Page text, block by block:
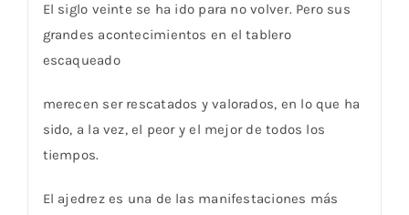
El siglo veinte se ha ido para no volver. Pero sus
grandes acontecimientos en el tablero
escaqueado
merecen ser rescatados y valorados, en lo que ha
sido, a la vez, el peor y el mejor de todos los
tiempos.
El ajedrez es una de las manifestaciones más